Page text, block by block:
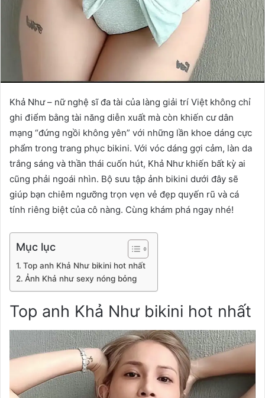
Khả Như – nữ nghệ sĩ đa tài của làng giải trí Việt không chỉ
ghi điểm bằng tài năng diễn xuất mà còn khiến cư dân
mạng “đứng ngồi không yên” với những lần khoe dáng cực
phẩm trong trang phục bikini. Với vóc dáng gợi cảm, làn da
trắng sáng và thần thái cuốn hút, Khả Như khiến bất kỳ ai
cũng phải ngoái nhìn. Bộ sưu tập ảnh bikini dưới đây sẽ
giúp bạn chiêm ngưỡng trọn vẹn vẻ đẹp quyến rũ và cá
tính riêng biệt của cô nàng. Cùng khám phá ngay nhé!
Mục lục
Top anh Khả Như bikini hot nhất
Ảnh Khả như sexy nóng bỏng
Top anh Khả Như bikini hot nhất